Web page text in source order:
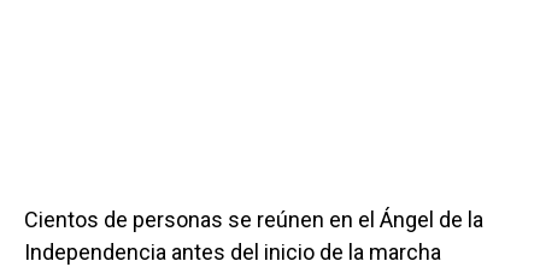
Cientos de personas se reúnen en el Ángel de la
Independencia antes del inicio de la marcha